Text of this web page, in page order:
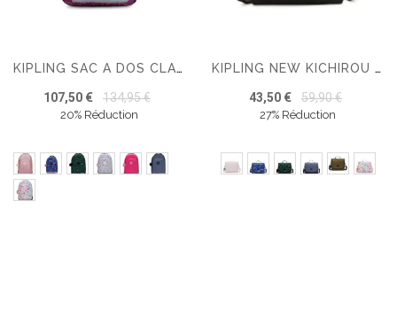
KIPLING SAC A DOS CLASS ROOM
107,50 € 134,95 €
20% Réduction
KIPLING NEW KICHIROU GRAND SAC REPAS AVEC MANCHON POUR VALISE
43,50 € 59,90 €
27% Réduction